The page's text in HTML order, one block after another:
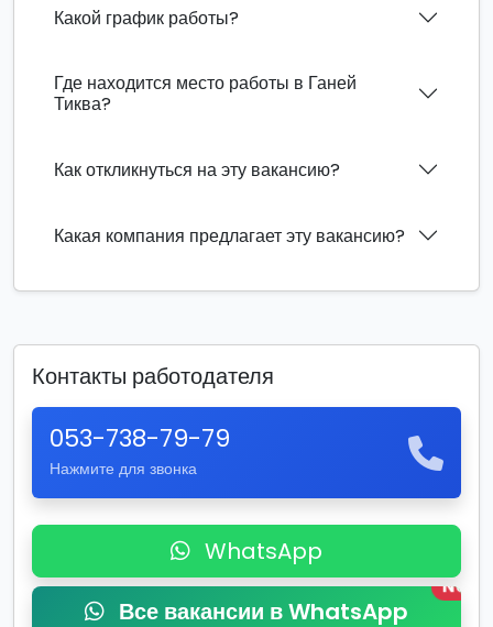
Какой график работы?
Где находится место работы в Ганей
Тиква?
Как откликнуться на эту вакансию?
Какая компания предлагает эту вакансию?
Контакты работодателя
053-738-79-79
Нажмите для звонка
WhatsApp
Все вакансии в WhatsApp
New